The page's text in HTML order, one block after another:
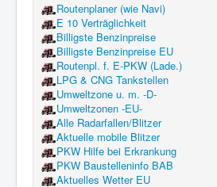
Routenplaner (wie Navi)
E 10 Verträglichkeit
Billigste Benzinpreise
Billigste Benzinpreise EU
Routenpl. f. E-PKW (Lade.)
LPG & CNG Tankstellen
Umweltzone u. m. -D-
Umweltzonen -EU-
Alle Radarfallen/Blitzer
Aktuelle mobile Blitzer
PKW Hilfe bei Erkrankung
PKW Baustelleninfo BAB
Aktuelles Wetter EU